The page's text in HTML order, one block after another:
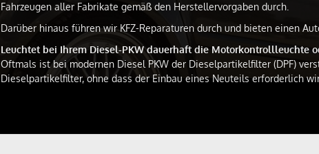
Fahrzeugen aller Fabrikate gemäß den Herstellervorgaben durch.
Darüber hinaus führen wir KFZ-Reparaturen durch und bieten einen
Leuchtet bei Ihrem Diesel-PKW dauerhaft die Motorkontrollleuchte
Oftmals ist bei modernen Diesel PKW der Dieselpartikelfilter (DPF)
Dieselpartikelfilter, ohne dass der Einbau eines Neuteils erforderlich